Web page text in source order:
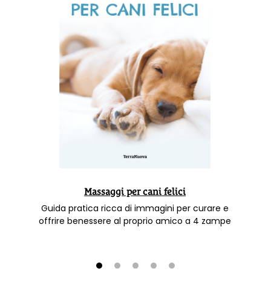
Massaggi per cani felici
Guida pratica ricca di immagini per curare e
offrire benessere al proprio amico a 4 zampe